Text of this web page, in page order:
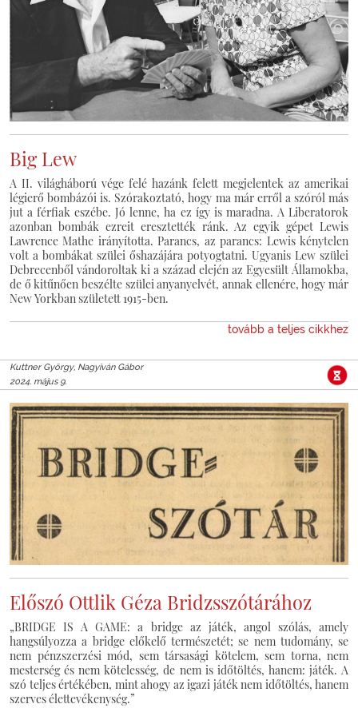
Big Lew
A II. világháború vége felé hazánk felett megjelentek az amerikai
légierő bombázói is. Szórakoztató, hogy ma már erről a szóról más
jut a férfiak eszébe. Jó lenne, ha ez így is maradna. A Liberatorok
azonban bombák ezreit eresztették ránk. Az egyik gépet Lewis
Lawrence Mathe irányította. Parancs, az parancs: Lewis kénytelen
volt a bombákat szülei őshazájára potyogtatni. Ugyanis Lew szülei
Debrecenből vándoroltak ki a század elején az Egyesült Államokba,
de ő kitűnően beszélte szülei anyanyelvét, annak ellenére, hogy már
New Yorkban született 1915-ben.
tovább a teljes cikkhez
Kuttner György, Nagyiván Gábor
2024. május 9.
Előszó Ottlik Géza Bridzsszótárához
„BRIDGE IS A GAME: a bridge az játék, angol szólás, amely
hangsúlyozza a bridge előkelő természetét; se nem tudomány, se
nem pénzszerzési mód, sem társasági kötelem, sem torna, nem
mesterség és nem kötelesség, de nem is időtöltés, hanem: játék. A
szó teljes értékében, mint ahogy az igazi játék nem időtöltés, hanem
szerves élettevékenység.”